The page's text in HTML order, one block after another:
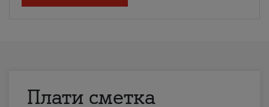
Плати сметка